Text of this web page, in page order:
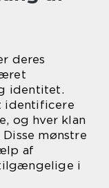
deres
identitet.
identificere
og hver klan
mønstre
af
i